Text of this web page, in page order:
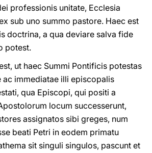
professionis unitate, Ecclesia
sub uno summo pastore. Haec est
doctrina, a qua deviare salva fide
potest.
ut haec Summi Pontificis potestas
immediatae illi episcopalis
qua Episcopi, qui positi a
locum successerunt,
assignatos sibi greges, num
beati Petri in eodem primatu
sit singuli singulos, pascunt et